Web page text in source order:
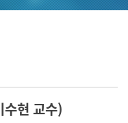
현 교수)